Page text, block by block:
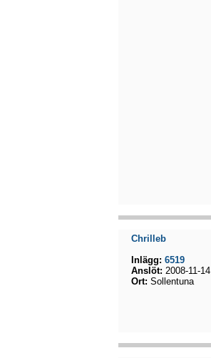
Chrilleb
Inlägg: 6519
Anslöt: 2008-11-14
Ort: Sollentuna